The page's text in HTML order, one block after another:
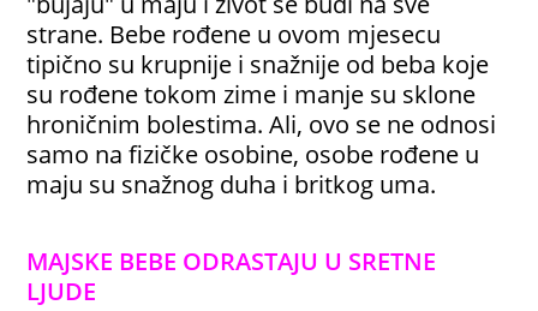
strane. Bebe rođene u ovom mjesecu
tipično su krupnije i snažnije od beba koje
su rođene tokom zime i manje su sklone
hroničnim bolestima. Ali, ovo se ne odnosi
samo na fizičke osobine, osobe rođene u
maju su snažnog duha i britkog uma.
MAJSKE BEBE ODRASTAJU U SRETNE
LJUDE